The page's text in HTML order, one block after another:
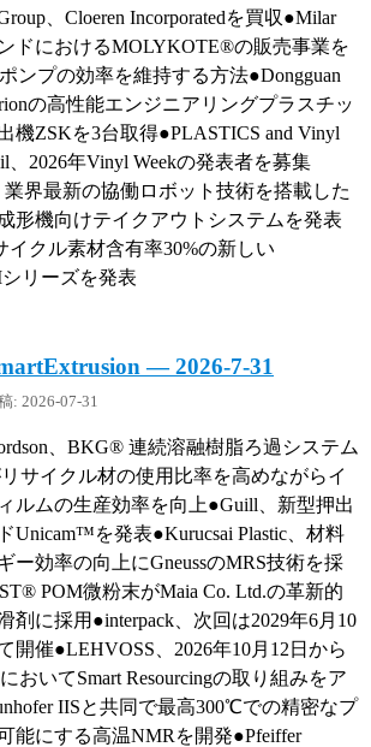
、Cloeren Incorporatedを買収●Milar
ドにおけるMOLYKOTE®の販売事業を
ンプの効率を維持する方法●Dongguan
の高性能エンジニアリングプラスチッ
機ZSKを3台取得●PLASTICS and Vinyl
、2026年Vinyl Weekの発表者を募集
業界最新の協働ロボット技術を搭載した
形機向けテイクアウトシステムを発表
イクル素材含有率30%の新しい
リーズを発表
— 2026-7-31
: 2026-07-31
、BKG® 連続溶融樹脂ろ過システム
サイクル材の使用比率を高めながらイ
ルムの生産効率を向上●Guill、新型押出
Unicam™を発表●Kurucsai Plastic、材料
ー効率の向上にGneussのMRS技術を採
POM微粉末がMaia Co. Ltd.の革新的
剤に採用●interpack、次回は2029年6月10
開催●LEHVOSS、2026年10月12日から
おいてSmart Resourcingの取り組みをア
IISと共同で最高300℃での精密なプ
能にする高温NMRを開発●Pfeiffer